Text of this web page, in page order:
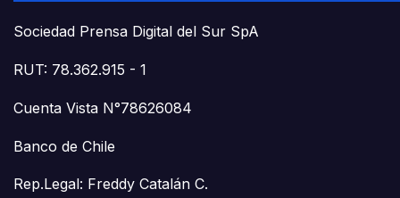
Sociedad Prensa Digital del Sur SpA
RUT: 78.362.915 - 1
Cuenta Vista N°78626084
Banco de Chile
Rep.Legal: Freddy Catalán C.